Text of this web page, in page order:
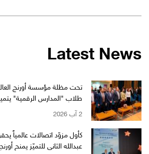
Latest News
تحت مظلة مؤسسة أورنج
طلاب "المدارس الرقمية"
2 آب 2026
كأول مزوّد اتصالات عالمياً
عبدالله الثاني للتميّز يمنح